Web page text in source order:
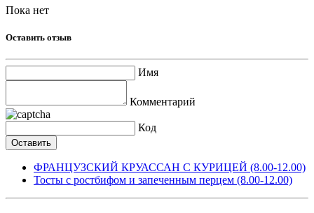
Пока нет
Оставить отзыв
Имя
Комментарий
Код
ФРАНЦУЗСКИЙ КРУАССАН С КУРИЦЕЙ (8.00-12.00)
Тосты с ростбифом и запеченным перцем (8.00-12.00)